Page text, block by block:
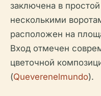
заключена в
несколькими
расположен на
Вход отмечен
цветочной
(Queverenelmundo).